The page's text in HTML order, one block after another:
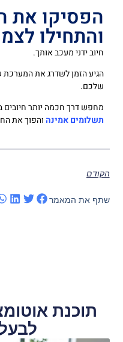
הפסיקו את
והתחילו
חיוב ידני מעכב אותך.
הגיע הזמן לשדרג את
שלכם.
מחפש דרך חכמה יותר חיובים
תשלומים אמינה והפוך את
הקודם
שתף את המאמר
תוכנת